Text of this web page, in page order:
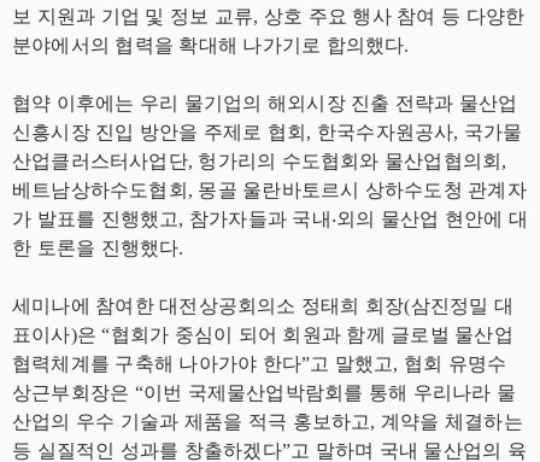
보 지원과 기업 및 정보 교류, 상호 주요 행사 참여 등 다양한
분야에서의 협력을 확대해 나가기로 합의했다.
협약 이후에는 우리 물기업의 해외시장 진출 전략과 물산업
신흥시장 진입 방안을 주제로 협회, 한국수자원공사, 국가물
산업클러스터사업단, 헝가리의 수도협회와 물산업협의회,
베트남상하수도협회, 몽골 울란바토르시 상하수도청 관계자
가 발표를 진행했고, 참가자들과 국내‧외의 물산업 현안에 대
한 토론을 진행했다.
세미나에 참여한 대전상공회의소 정태희 회장(삼진정밀 대
표이사)은 “협회가 중심이 되어 회원과 함께 글로벌 물산업
협력체계를 구축해 나아가야 한다”고 말했고, 협회 유명수
상근부회장은 “이번 국제물산업박람회를 통해 우리나라 물
산업의 우수 기술과 제품을 적극 홍보하고, 계약을 체결하는
등 실질적인 성과를 창출하겠다”고 말하며 국내 물산업의 육